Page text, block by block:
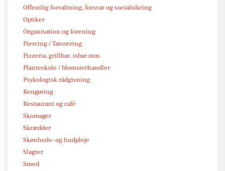
Offentlig forvaltning, forsvar og socialsikring
Optiker
Organisation og forening
Piercing / Tatovering
Pizzeria, grillbar, isbar mm.
Planteskole / blomsterhandler
Psykologisk rådgivning
Rengøring
Restaurant og café
Skomager
Skrædder
Skønheds- og hudpleje
Slagter
Smed